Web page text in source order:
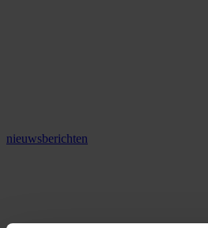
nieuwsberichten